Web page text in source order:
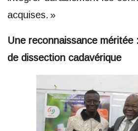
acquises. »
Une reconnaissance méritée
de dissection cadavérique